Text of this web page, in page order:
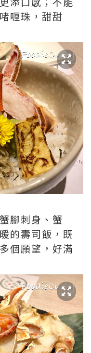
喱珠，甜甜
腳刺身、蟹
的壽司飯，既
個願望，好滿